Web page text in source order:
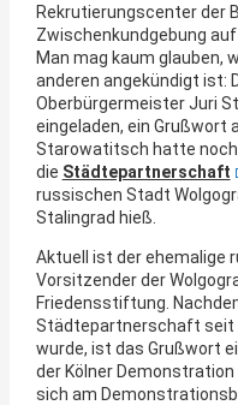
Rekrutierungscenter der
Zwischenkundgebung
Man mag kaum glauben,
anderen angekündigt ist:
Oberbürgermeister Juri
eingeladen, ein Grußwort
Starowatitsch hatte noch
die Städtepartnerschaft
russischen Stadt
Stalingrad hieß.
Aktuell ist der ehemalige
Vorsitzender der
Friedensstiftung.
Städtepartnerschaft seit
wurde, ist das Grußwort
der Kölner
sich am